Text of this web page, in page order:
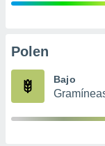
publicidad
Polen
Bajo